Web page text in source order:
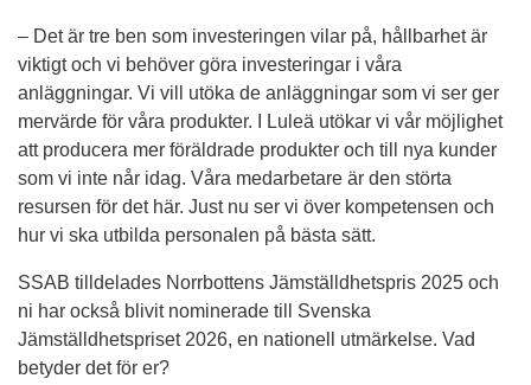
– Det är tre ben som investeringen vilar på, hållbarhet är
viktigt och vi behöver göra investeringar i våra
anläggningar. Vi vill utöka de anläggningar som vi ser ger
mervärde för våra produkter. I Luleä utökar vi vår möjlighet
att producera mer föräldrade produkter och till nya kunder
som vi inte når idag. Våra medarbetare är den störta
resursen för det här. Just nu ser vi över kompetensen och
hur vi ska utbilda personalen på bästa sätt.
SSAB tilldelades Norrbottens Jämställdhetspris 2025 och
ni har också blivit nominerade till Svenska
Jämställdhetspriset 2026, en nationell utmärkelse. Vad
betyder det för er?